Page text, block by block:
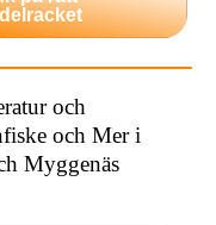
och
och Mer i
Myggenäs